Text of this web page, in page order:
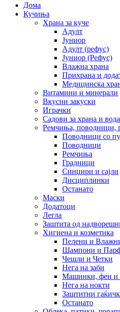
Дома
Кучиња
Храна за куче
Адулт
Јуниор
Адулт (рефус)
Јуниор (Рефус)
Влажна храна
Прихрана и
Медицинска
Витамини и минерали
Вкусни закуски
Играчки
Садови за храна и вода
Ремчиња, поводници,
Поводници со
Поводници
Ремчиња
Градници
Синџири и сајли
Дисциплинки
Останато
Маски
Додатоци
Легла
Заштита од
Хигиена и козметика
Пелени и
Шампони и
Чешли и Четки
Нега на заби
Машинки, фен и
Нега на нокти
Заштитни
Останато